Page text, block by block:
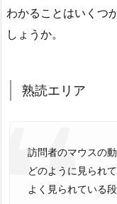
わかることはいくつ
しょうか。
熟読エリア
訪問者のマウスの
どのように見られ
よく見られている